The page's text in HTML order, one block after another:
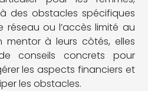
des obstacles spécifiques
ou l’accès limité au
mentor à leurs côtés, elles
conseils concrets pour
les aspects financiers et
les obstacles.